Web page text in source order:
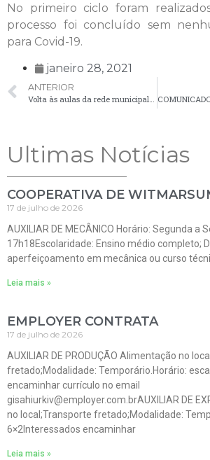
No primeiro ciclo foram
processo foi concluído sem
para Covid-19.
janeiro 28, 2021
ANTERIOR
Volta às aulas da rede municipal de ensino é discutida em reunião
Ultimas Notícias
COOPERATIVA DE
17 de julho de 2026
AUXILIAR DE MECÂNICO Horário: Segunda a
17h18Escolaridade: Ensino médio completo;
aperfeiçoamento em mecânica ou curso
Leia mais »
EMPLOYER CONTRATA
17 de julho de 2026
AUXILIAR DE PRODUÇÃO Alimentação no
fretado;Modalidade: Temporário.Horário:
encaminhar currículo no email
gisahiurkiv@employer.com.brAUXILIAR DE
no local;Transporte fretado;Modalidade:
6×2Interessados encaminhar
Leia mais »